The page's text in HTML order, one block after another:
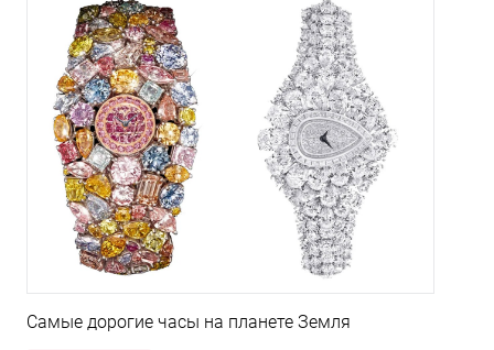
Самые дорогие часы на планете Земля